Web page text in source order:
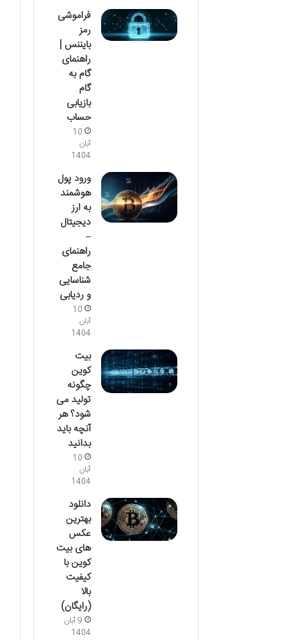
فراموشی
رمز
بایننس |
راهنمای
گام به
گام
بازیابی
حساب
10
آبان
1404
ورود پول
هوشمند
به ارز
دیجیتال
–
راهنمای
جامع
شناسایی
و ردیابی
10
آبان
1404
بیت
کوین
چگونه
تولید می
شود؟ هر
آنچه باید
بدانید
10
آبان
1404
دانلود
بهترین
عکس
های بیت
کوین با
کیفیت
بالا
(رایگان)
9 آبان
1404